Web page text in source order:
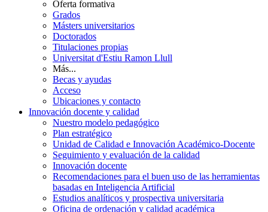
Oferta formativa
Grados
Másters universitarios
Doctorados
Titulaciones propias
Universitat d'Estiu Ramon Llull
Más...
Becas y ayudas
Acceso
Ubicaciones y contacto
Innovación docente y calidad
Nuestro modelo pedagógico
Plan estratégico
Unidad de Calidad e Innovación Académico-Docente
Seguimiento y evaluación de la calidad
Innovación docente
Recomendaciones para el buen uso de las herramientas
basadas en Inteligencia Artificial
Estudios analíticos y prospectiva universitaria
Oficina de ordenación y calidad académica